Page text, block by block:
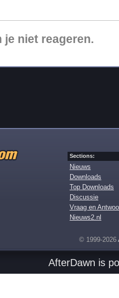
niet reageren.
Sections:
Nieuws
Downloads
Top Downloads
Discussie
Vraag en
Nieuws2.nl
© 1999-2026
AfterDawn is